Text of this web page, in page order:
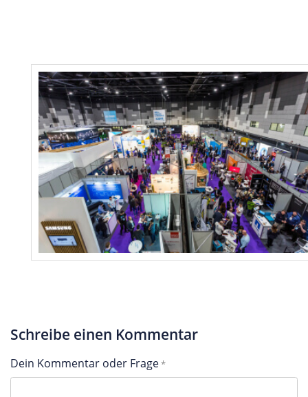
Schreibe einen Kommentar
Dein Kommentar oder Frage